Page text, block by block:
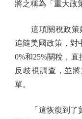
將之稱為「重大政
這項關稅政策始
追隨美國政策，對
0%和25%關稅，
反歧視調查，並
單。
「這恢復到了貿